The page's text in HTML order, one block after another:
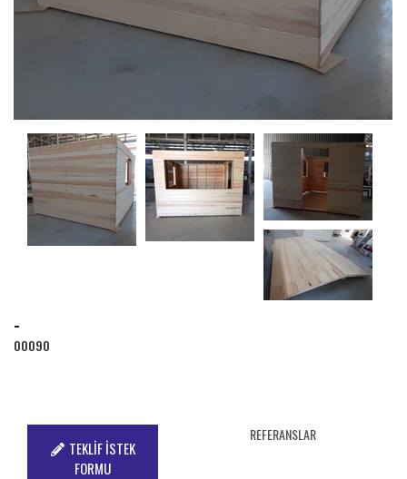
-
00090
TEKLİF İSTEK
FORMU
REFERANSLAR